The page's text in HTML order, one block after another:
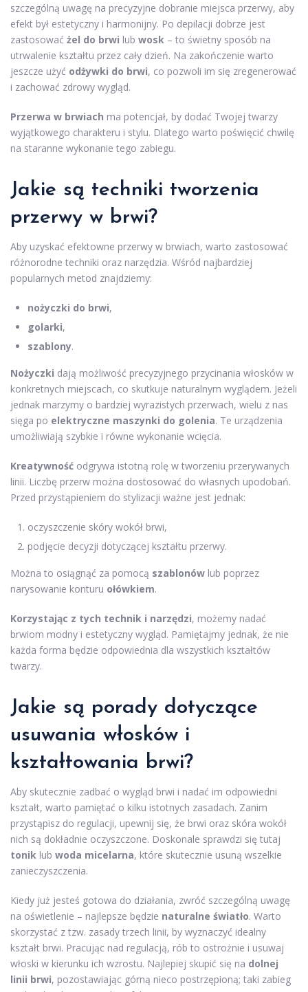
szczególną uwagę na precyzyjne dobranie miejsca przerwy, aby
efekt był estetyczny i harmonijny. Po depilacji dobrze jest
zastosować żel do brwi lub wosk – to świetny sposób na
utrwalenie kształtu przez cały dzień. Na zakończenie warto
jeszcze użyć odżywki do brwi, co pozwoli im się zregenerować
i zachować zdrowy wygląd.
Przerwa w brwiach ma potencjał, by dodać Twojej twarzy
wyjątkowego charakteru i stylu. Dlatego warto poświęcić chwilę
na staranne wykonanie tego zabiegu.
Jakie są techniki tworzenia
przerwy w brwi?
Aby uzyskać efektowne przerwy w brwiach, warto zastosować
różnorodne techniki oraz narzędzia. Wśród najbardziej
popularnych metod znajdziemy:
nożyczki do brwi,
golarki,
szablony.
Nożyczki dają możliwość precyzyjnego przycinania włosków w
konkretnych miejscach, co skutkuje naturalnym wyglądem. Jeżeli
jednak marzymy o bardziej wyrazistych przerwach, wielu z nas
sięga po elektryczne maszynki do golenia. Te urządzenia
umożliwiają szybkie i równe wykonanie wcięcia.
Kreatywność odgrywa istotną rolę w tworzeniu przerywanych
linii. Liczbę przerw można dostosować do własnych upodobań.
Przed przystąpieniem do stylizacji ważne jest jednak:
oczyszczenie skóry wokół brwi,
podjęcie decyzji dotyczącej kształtu przerwy.
Można to osiągnąć za pomocą szablonów lub poprzez
narysowanie konturu ołówkiem.
Korzystając z tych technik i narzędzi, możemy nadać
brwiom modny i estetyczny wygląd. Pamiętajmy jednak, że nie
każda forma będzie odpowiednia dla wszystkich kształtów
twarzy.
Jakie są porady dotyczące
usuwania włosków i
kształtowania brwi?
Aby skutecznie zadbać o wygląd brwi i nadać im odpowiedni
kształt, warto pamiętać o kilku istotnych zasadach. Zanim
przystąpisz do regulacji, upewnij się, że brwi oraz skóra wokół
nich są dokładnie oczyszczone. Doskonale sprawdzi się tutaj
tonik lub woda micelarna, które skutecznie usuną wszelkie
zanieczyszczenia.
Kiedy już jesteś gotowa do działania, zwróć szczególną uwagę
na oświetlenie – najlepsze będzie naturalne światło. Warto
skorzystać z tzw. zasady trzech linii, by wyznaczyć idealny
kształt brwi. Pracując nad regulacją, rób to ostrożnie i usuwaj
włoski w kierunku ich wzrostu. Najlepiej skupić się na dolnej
linii brwi, pozostawiając górną nieco postrzępioną; taki zabieg